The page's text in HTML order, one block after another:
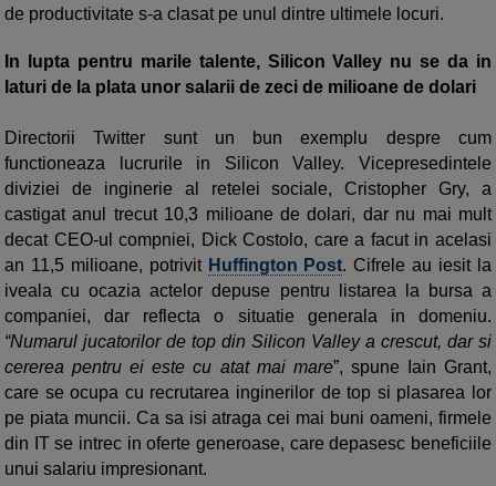
de productivitate s-a clasat pe unul dintre ultimele locuri.
In lupta pentru marile talente, Silicon Valley nu se da in
laturi de la plata unor salarii de zeci de milioane de dolari
Directorii Twitter sunt un bun exemplu despre cum
functioneaza lucrurile in Silicon Valley. Vicepresedintele
diviziei de inginerie al retelei sociale, Cristopher Gry, a
castigat anul trecut 10,3 milioane de dolari, dar nu mai mult
decat CEO-ul compniei, Dick Costolo, care a facut in acelasi
an 11,5 milioane, potrivit Huffington Post. Cifrele au iesit la
iveala cu ocazia actelor depuse pentru listarea la bursa a
companiei, dar reflecta o situatie generala in domeniu.
“Numarul jucatorilor de top din Silicon Valley a crescut, dar si
cererea pentru ei este cu atat mai mare”, spune Iain Grant,
care se ocupa cu recrutarea inginerilor de top si plasarea lor
pe piata muncii. Ca sa isi atraga cei mai buni oameni, firmele
din IT se intrec in oferte generoase, care depasesc beneficiile
unui salariu impresionant.